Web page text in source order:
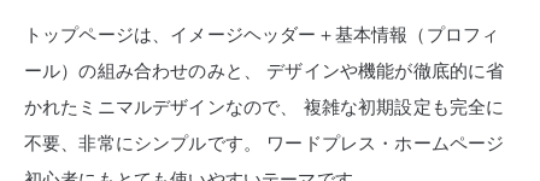
トップページは、イメージヘッダー＋基本情報（プロフィ
ール）の組み合わせのみと、
デザインや機能が徹底的に省
かれたミニマルデザインなので、
複雑な初期設定も完全に
不要、非常にシンプルです。
ワードプレス・ホームページ